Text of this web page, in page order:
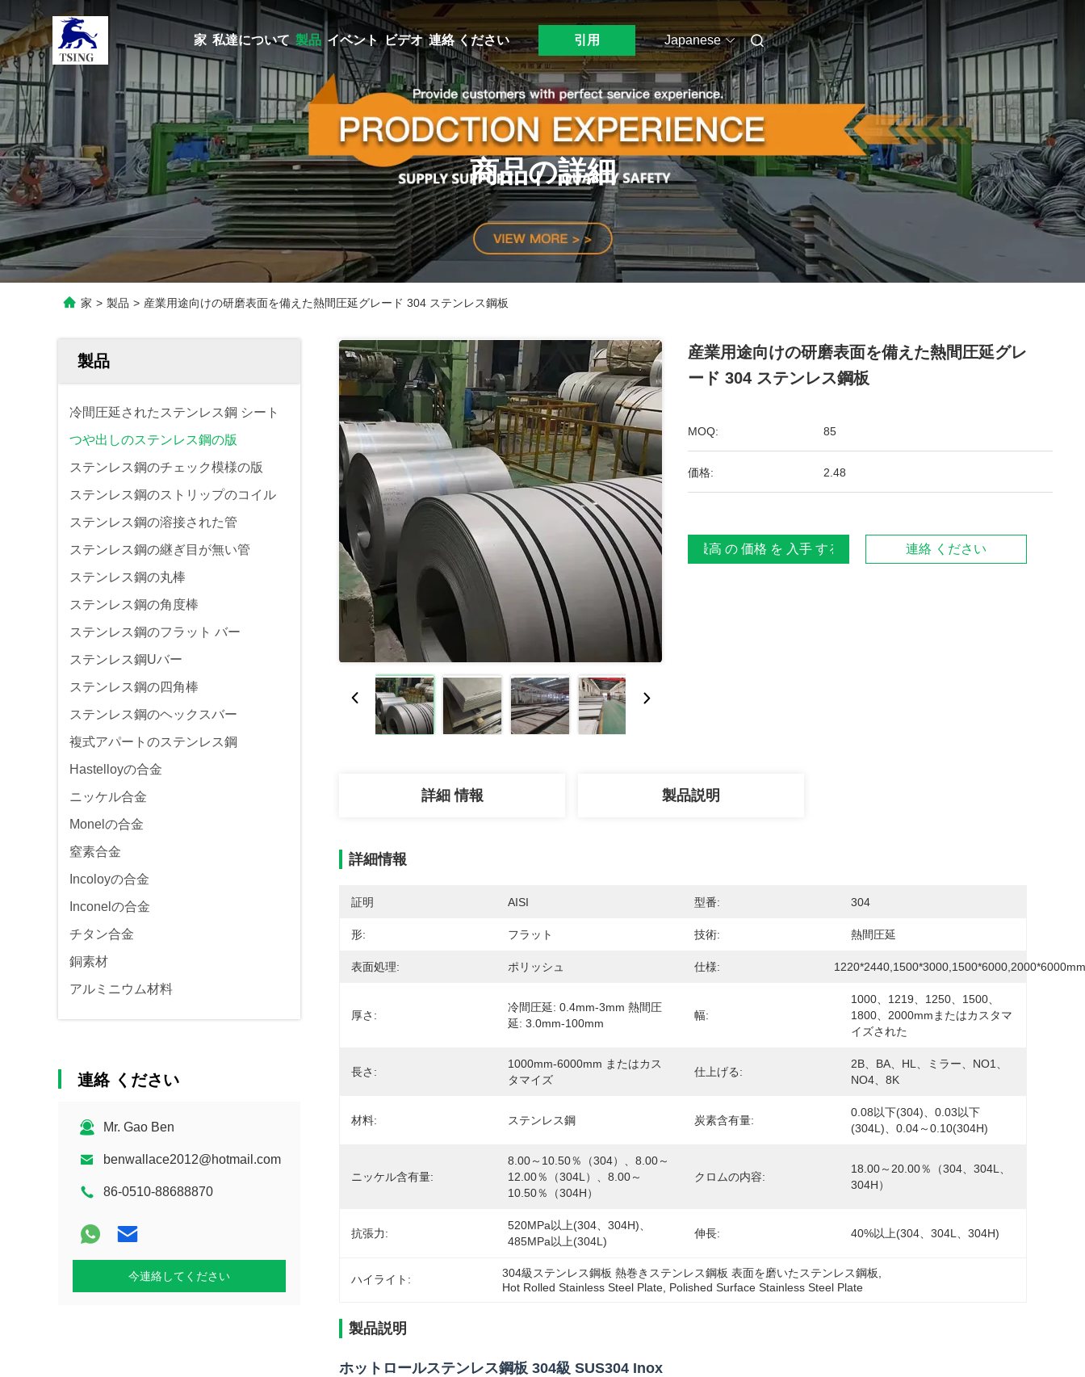
家 私達について 製品 イベント ビデオ 連絡 ください 引用 Japanese
商品の詳細
家 > 製品 > 産業用途向けの研磨表面を備えた熱間圧延グレード 304 ステンレス鋼板
製品
冷間圧延されたステンレス鋼 シート
つや出しのステンレス鋼の版
ステンレス鋼のチェック模様の版
ステンレス鋼のストリップのコイル
ステンレス鋼の溶接された管
ステンレス鋼の継ぎ目が無い管
ステンレス鋼の丸棒
ステンレス鋼の角度棒
ステンレス鋼のフラット バー
ステンレス鋼Uバー
ステンレス鋼の四角棒
ステンレス鋼のヘックスバー
複式アパートのステンレス鋼
Hastelloyの合金
ニッケル合金
Monelの合金
窒素合金
Incoloyの合金
Inconelの合金
チタン合金
銅素材
アルミニウム材料
連絡 ください
Mr. Gao Ben
benwallace2012@hotmail.com
86-0510-88688870
今連絡してください
産業用途向けの研磨表面を備えた熱間圧延グレ
ード 304 ステンレス鋼板
MOQ: 85
価格: 2.48
最高 の 価格 を 入手 する 連絡 ください
詳細 情報 製品説明
詳細情報
証明 AISI 型番: 304
形: フラット 技術: 熱間圧延
表面処理: ポリッシュ 仕様: 1220*2440,1500*3000,1500*6000,2000*6000mm
厚さ:
冷間圧延: 0.4mm-3mm 熱間圧
延: 3.0mm-100mm
幅:
1000、1219、1250、1500、
1800、2000mmまたはカスタマ
イズされた
長さ:
1000mm-6000mm またはカス
タマイズ
仕上げる:
2B、BA、HL、ミラー、NO1、
NO4、8K
材料: ステンレス鋼 炭素含有量:
0.08以下(304)、0.03以下
(304L)、0.04～0.10(304H)
ニッケル含有量:
8.00～10.50％（304）、8.00～
12.00％（304L）、8.00～
10.50％（304H）
クロムの内容:
18.00～20.00％（304、304L、
304H）
抗張力:
520MPa以上(304、304H)、
485MPa以上(304L)
伸長: 40%以上(304、304L、304H)
ハイライト: 304級ステンレス鋼板 熱巻きステンレス鋼板 表面を磨いたステンレス鋼板
Hot Rolled Stainless Steel Plate Polished Surface Stainless Steel Plate
製品説明
ホットロールステンレス鋼板 304級 SUS304 Inox